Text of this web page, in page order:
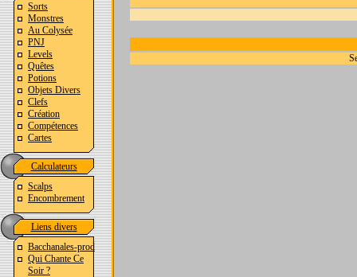
Sorts
Monstres
Au Colysée
PNJ
Levels
Quêtes
Potions
Objets Divers
Clefs
Création
Compétences
Cartes
Calculateurs
Scalps
Encombrement
Liens divers
Bacchanales-prod
Qui Chante Ce
Soir ?